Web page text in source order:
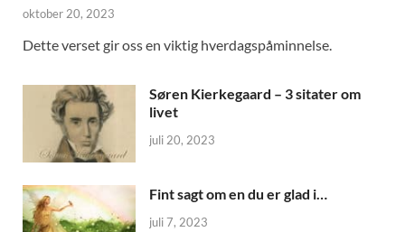
oktober 20, 2023
Dette verset gir oss en viktig hverdagspåminnelse.
Søren Kierkegaard – 3 sitater om
livet
juli 20, 2023
Fint sagt om en du er glad i…
juli 7, 2023